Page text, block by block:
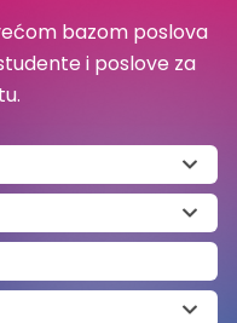
bazom poslova
i poslove za